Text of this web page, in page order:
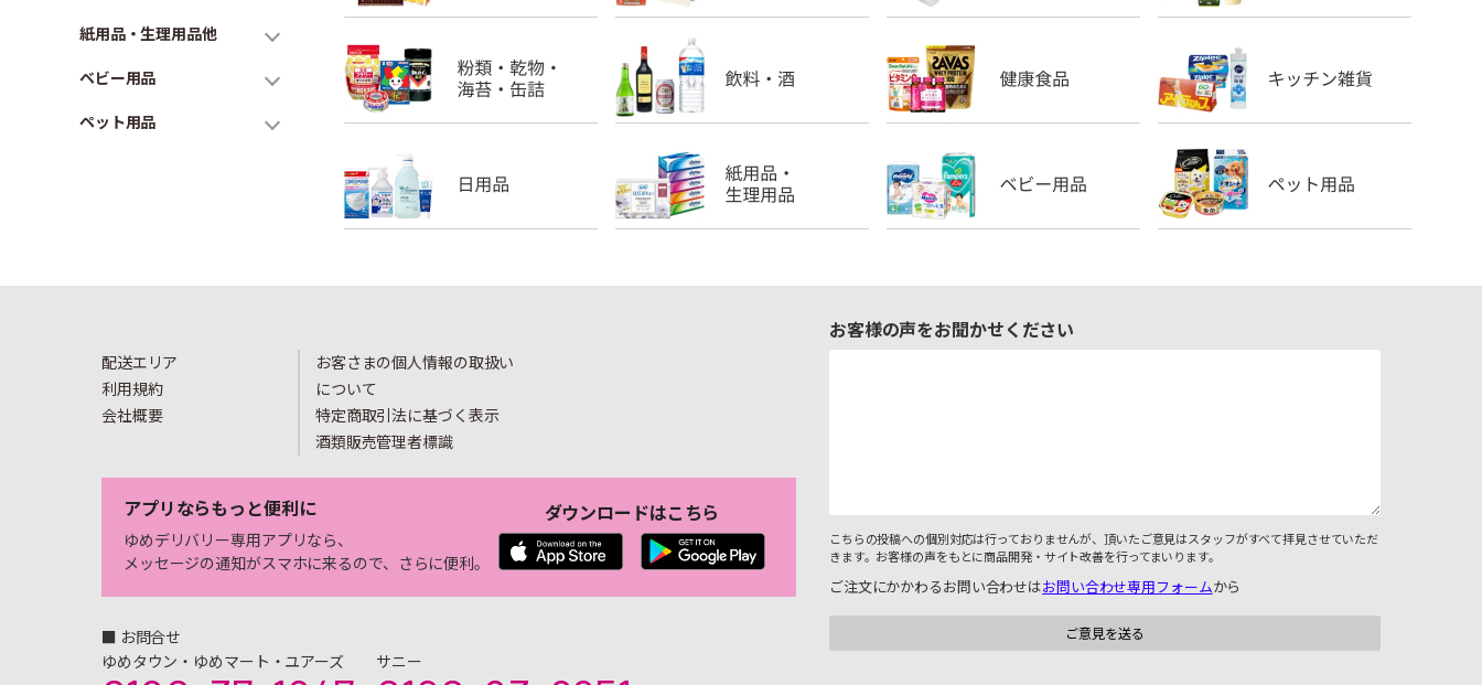
紙用品・生理用品他
ベビー用品
ペット用品
配送エリア
利用規約
会社概要
お客さまの個人情報の取扱い
について
特定商取引法に基づく表示
酒類販売管理者標識
アプリならもっと便利に
ゆめデリバリー専用アプリなら、
メッセージの通知がスマホに来るので、さらに便利。
ダウンロードはこちら
■ お問合せ
ゆめタウン・ゆめマート・ユアーズ
サニー
お客様の声をお聞かせください
こちらの投稿への個別対応は行っておりませんが、頂いたご意見はスタッフがすべて拝見させていただ
きます。お客様の声をもとに商品開発・サイト改善を行ってまいります。
ご注文にかかわるお問い合わせはお問い合わせ専用フォームから